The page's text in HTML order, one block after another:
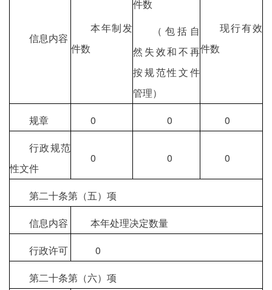
信息内容
本年制发
件数
件数
（包括自
然失效和不再
按规范性文件
管理）
现行有效
件数
规章 0 0
0
行政规范
性文件
0 0 0
第二十条第（五）项
信息内容
本年处理决定数量
行政许可
0
第二十条第（六）项